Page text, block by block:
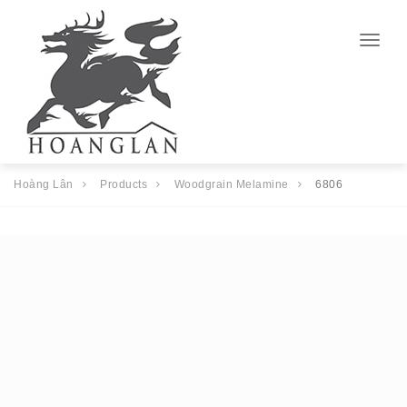
Hoàng Lân Products Woodgrain Melamine 6806